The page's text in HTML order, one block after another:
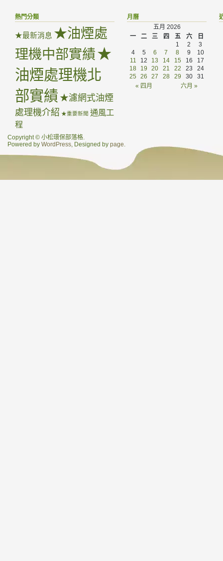
熱門分類
★最新消息 ★油煙處
理機中部實績★
油煙處理機北
部實績 ★濾網式油煙
處理機介紹 ★重要新聞 通風工
程
月曆
五月 2026
一
二 三 四 五 六 日
« 四月 六月 »
1 2
3
4
5 6 7 8 9
10
11
12 13 14 15 16
17
18
19 20 21 22 23
24
25
26 27 28 29 30 31
Copyright © 小松環保部落格.
Powered by WordPress, Designed by page.